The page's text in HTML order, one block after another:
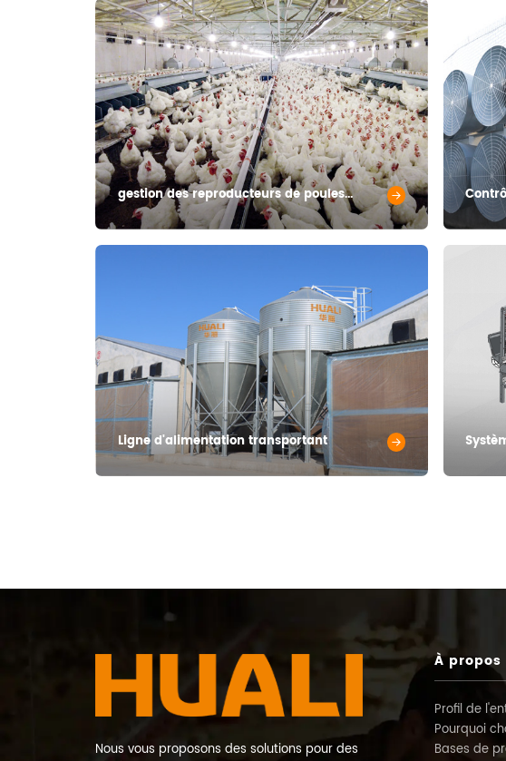
gestion des reproducteurs de poules
pondeuses
Ligne d'alimentation transportant
Nous vous proposons des solutions pour des
À
Profil de
Pourquoi
Bases de